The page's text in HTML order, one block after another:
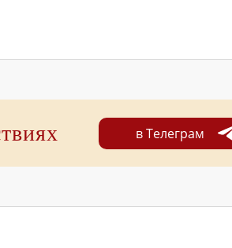
в Телеграм